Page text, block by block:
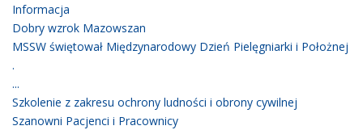
Informacja
Dobry wzrok Mazowszan
MSSW świętował Międzynarodowy Dzień Pielęgniarki i Położnej
.
...
Szkolenie z zakresu ochrony ludności i obrony cywilnej
Szanowni Pacjenci i Pracownicy